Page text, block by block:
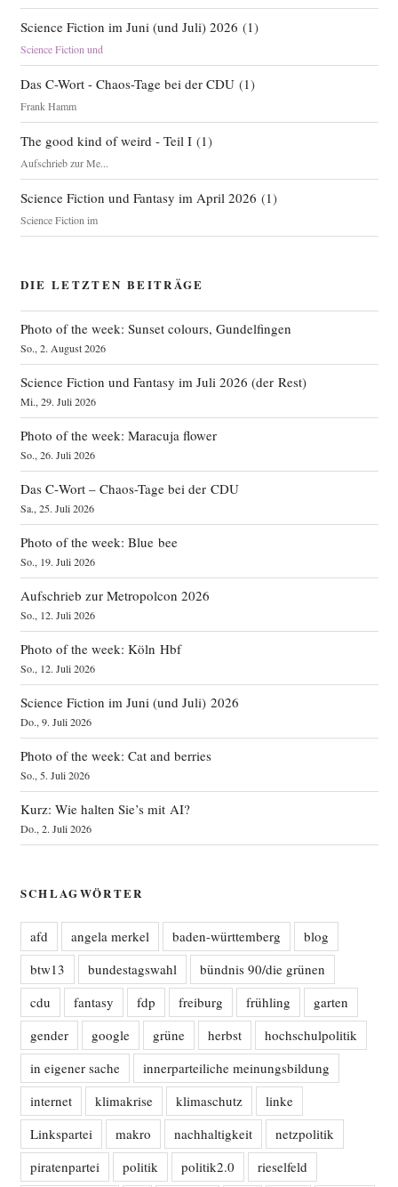
Science Fiction im Juni (und Juli) 2026 (1)
Science Fiction und
Das C-Wort - Chaos-Tage bei der CDU(1)
Frank Hamm
The good kind of weird - Teil I(1)
Aufschrieb zur Me...
Science Fiction und Fantasy im April 2026 (1)
Science Fiction im
DIE LETZTEN BEITRÄGE
Photo of the week: Sunset colours, Gundelfingen
So., 2. August 2026
Science Fiction und Fantasy im Juli 2026 (der Rest)
Mi., 29. Juli 2026
Photo of the week: Maracuja flower
So., 26. Juli 2026
Das C‑Wort – Chaos-Tage bei der CDU
Sa., 25. Juli 2026
Photo of the week: Blue bee
So., 19. Juli 2026
Aufschrieb zur Metropolcon 2026
So., 12. Juli 2026
Photo of the week: Köln Hbf
So., 12. Juli 2026
Science Fiction im Juni (und Juli) 2026
Do., 9. Juli 2026
Photo of the week: Cat and berries
So., 5. Juli 2026
Kurz: Wie halten Sie’s mit AI?
Do., 2. Juli 2026
SCHLAGWÖRTER
afd angela merkel baden-württemberg
blog
btw13
bundestagswahl
bündnis 90/die grünen
cdu
fantasy fdp freiburg frühling
garten
gender
google grüne herbst
hochschulpolitik
in eigener sache
innerparteiliche meinungsbildung
internet
klimakrise klimaschutz
linke
Linkspartei
makro nachhaltigkeit
netzpolitik
piratenpartei
politik politik2.0 rieselfeld